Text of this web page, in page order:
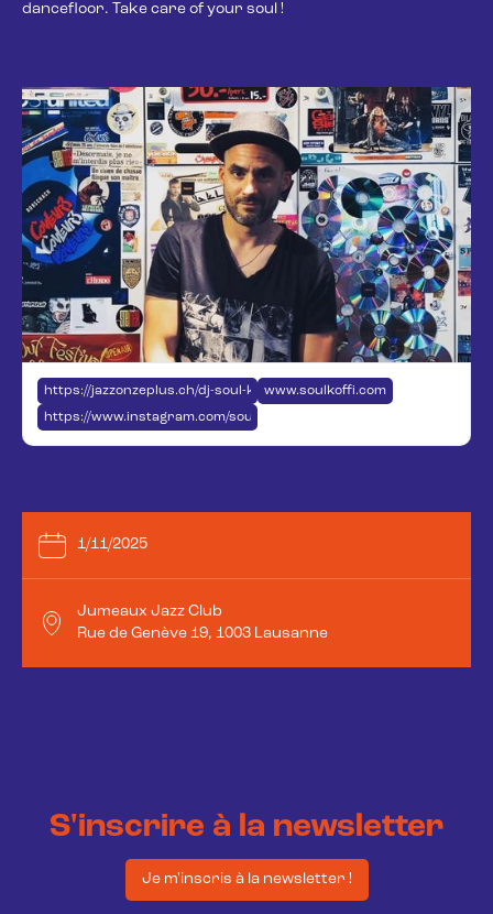
dancefloor. Take care of your soul !
https://jazzonzeplus.ch/dj-soul-koffi/www.soulkoffi.com
https://www.instagram.com/soulkoffi/?hl=fr
1/11/2025
Jumeaux Jazz Club
Rue de Genève 19, 1003 Lausanne
S'inscrire à la newsletter
Je m'inscris à la newsletter !